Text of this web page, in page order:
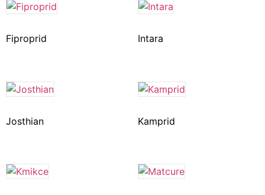
Fiproprid Intara
Josthian Kamprid